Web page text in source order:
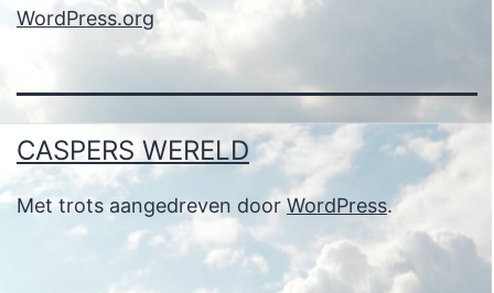
WordPress.org
CASPERS WERELD
Met trots aangedreven doorWordPress.